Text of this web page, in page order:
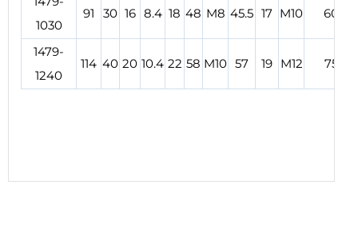
1030
91 30 16 8.4 18 48 M8 45.5 17 M10 600
1479-
1240
114 40 20 10.4 22 58 M10 57 19 M12 750